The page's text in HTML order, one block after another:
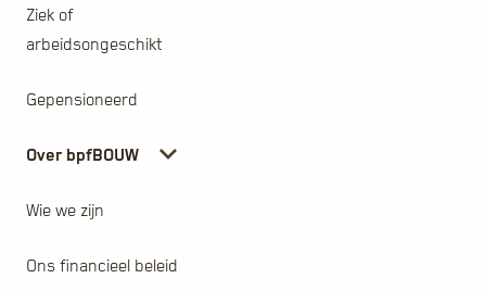
Ziek of
arbeidsongeschikt
Gepensioneerd
Over bpfBOUW
Wie we zijn
Ons financieel beleid